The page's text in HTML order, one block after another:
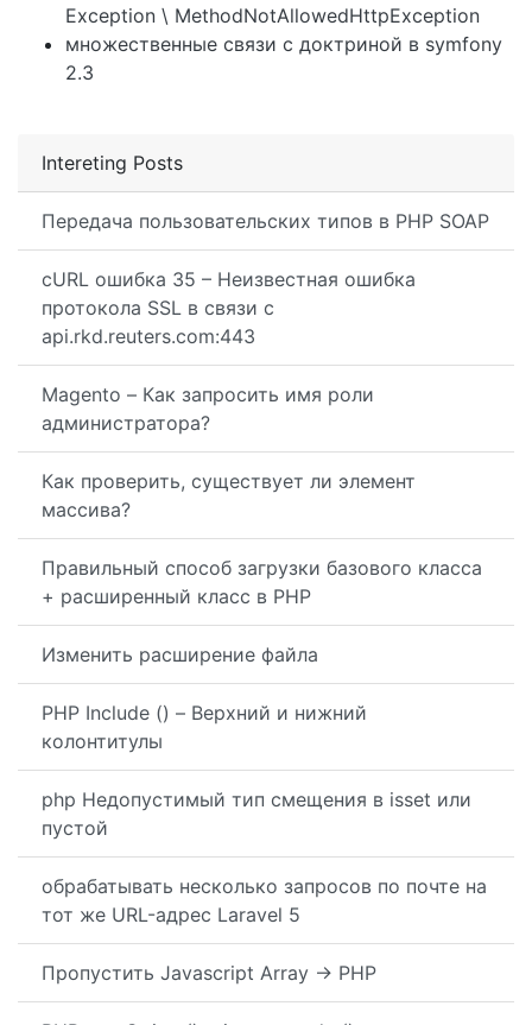
Intereting Posts
Передача пользовательских типов в PHP SOAP
cURL ошибка 35 – Неизвестная ошибка
протокола SSL в связи с
api.rkd.reuters.com:443
Magento – Как запросить имя роли
администратора?
Как проверить, существует ли элемент
массива?
Правильный способ загрузки базового класса
+ расширенный класс в PHP
Изменить расширение файла
PHP Include () – Верхний и нижний
колонтитулы
php Недопустимый тип смещения в isset или
пустой
обрабатывать несколько запросов по почте на
тот же URL-адрес Laravel 5
Пропустить Javascript Array -> PHP
Exception \ MethodNotAllowedHttpException
множественные связи с доктриной в symfony
2.3